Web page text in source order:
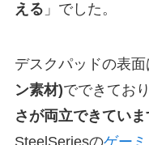
える 」でした。
デスクパッドの表面
ン素材)でできており
さが両立できていま
SteelSeriesのゲー